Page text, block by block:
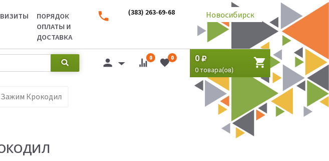
ПОРЯДОК
ОПЛАТЫ И
ДОСТАВКА
(383) 263-69-68 Новосибирск
0 0 0
0товара(ов)
Зажим Крокодил